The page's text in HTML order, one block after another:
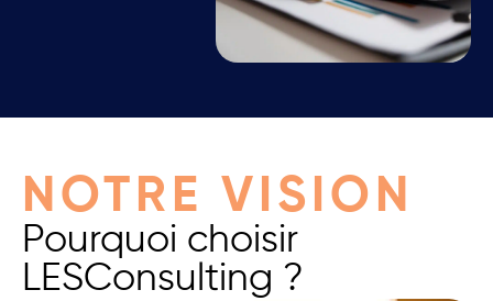
NOTRE VISION
Pourquoi choisir
LESConsulting ?